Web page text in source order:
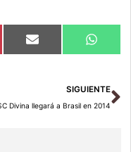
Compartir
en
Email
en
SIGUIENTE
Divina llegará a Brasil en 2014